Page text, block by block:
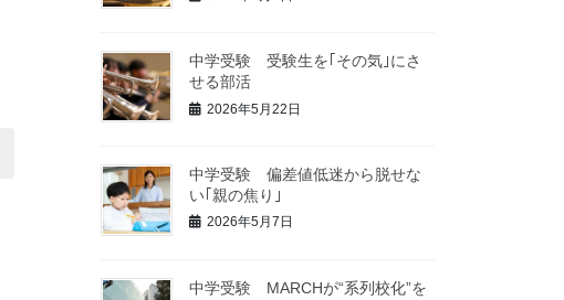
中学受験 受験生を｢その気｣にさ
せる部活
2026年5月22日
中学受験 偏差値低迷から脱せな
い｢親の焦り｣
2026年5月7日
中学受験 MARCHが“系列校化”を